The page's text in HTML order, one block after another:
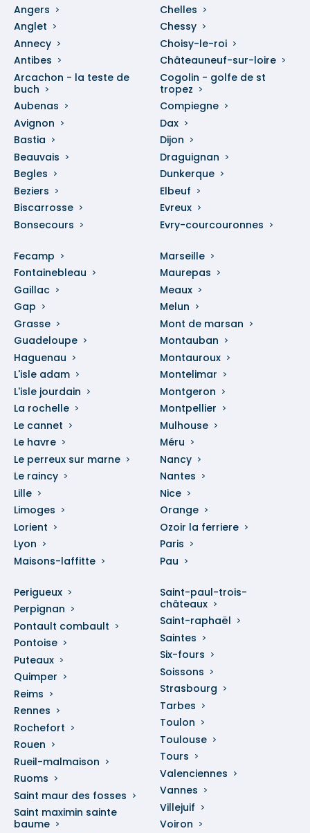
Angers
Anglet
Annecy
Antibes
Arcachon - la teste de
buch
Aubenas
Avignon
Bastia
Beauvais
Begles
Beziers
Biscarrosse
Bonsecours
Chelles
Chessy
Choisy-le-roi
Châteauneuf-sur-loire
Cogolin - golfe de st
tropez
Compiegne
Dax
Dijon
Draguignan
Dunkerque
Elbeuf
Evreux
Evry-courcouronnes
Fecamp
Fontainebleau
Gaillac
Gap
Grasse
Guadeloupe
Haguenau
L'isle adam
L'isle jourdain
La rochelle
Le cannet
Le havre
Le perreux sur marne
Le raincy
Lille
Limoges
Lorient
Lyon
Maisons-laffitte
Marseille
Maurepas
Meaux
Melun
Mont de marsan
Montauban
Montauroux
Montelimar
Montgeron
Montpellier
Mulhouse
Méru
Nancy
Nantes
Nice
Orange
Ozoir la ferriere
Paris
Pau
Perigueux
Perpignan
Pontault combault
Pontoise
Puteaux
Quimper
Reims
Rennes
Rochefort
Rouen
Rueil-malmaison
Ruoms
Saint maur des fosses
Saint maximin sainte
baume
Saint-paul-trois-
châteaux
Saint-raphaël
Saintes
Six-fours
Soissons
Strasbourg
Tarbes
Toulon
Toulouse
Tours
Valenciennes
Vannes
Villejuif
Voiron